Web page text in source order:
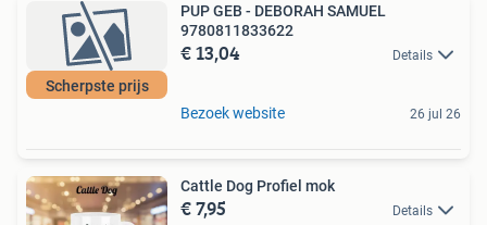
Scherpste prijs
PUP GEB - DEBORAH SAMUEL
9780811833622
€ 13,04 Details
Bezoek website 26 jul 26
Cattle Dog Profiel mok
€ 7,95 Details